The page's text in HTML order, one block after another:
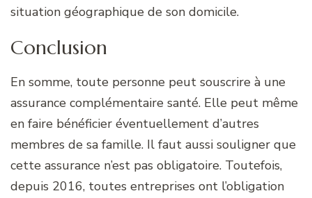
situation géographique de son domicile.
Conclusion
En somme, toute personne peut souscrire à une
assurance complémentaire santé. Elle peut même
en faire bénéficier éventuellement d’autres
membres de sa famille. Il faut aussi souligner que
cette assurance n’est pas obligatoire. Toutefois,
depuis 2016, toutes entreprises ont l’obligation